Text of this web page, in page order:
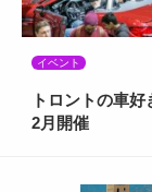
イベント
トロントの車
2月開催